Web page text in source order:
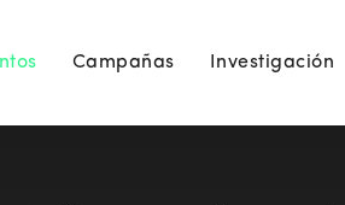
Campañas Investigación